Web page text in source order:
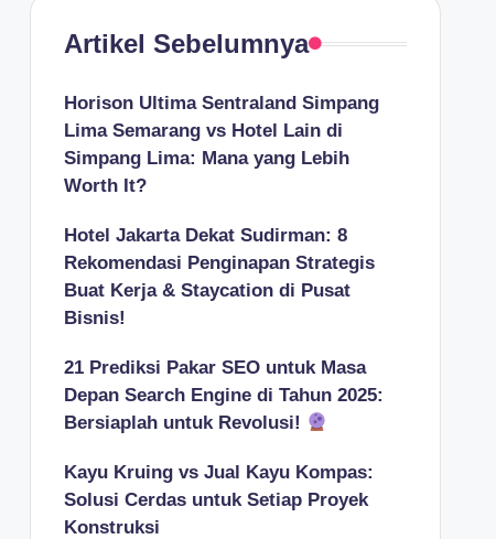
Artikel Sebelumnya
Horison Ultima Sentraland Simpang
Lima Semarang vs Hotel Lain di
Simpang Lima: Mana yang Lebih
Worth It?
Hotel Jakarta Dekat Sudirman: 8
Rekomendasi Penginapan Strategis
Buat Kerja & Staycation di Pusat
Bisnis!
21 Prediksi Pakar SEO untuk Masa
Depan Search Engine di Tahun 2025:
Bersiaplah untuk Revolusi!
Kayu Kruing vs Jual Kayu Kompas:
Solusi Cerdas untuk Setiap Proyek
Konstruksi